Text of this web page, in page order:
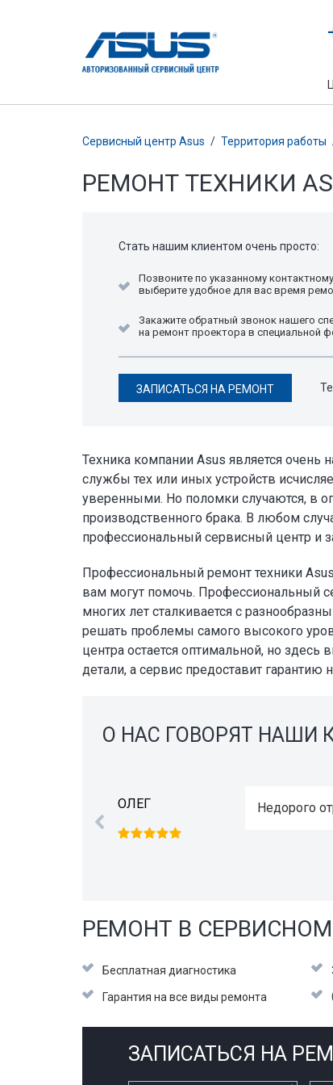
Сервисный центр Asus / Территория работы
РЕМОНТ ТЕХНИКИ
Стать нашим клиентом очень просто:
Позвоните по указанному
выберите удобное для вас время
Закажите обратный звонок нашего
на ремонт проектора в специальной
ЗАПИСАТЬСЯ НА РЕМОНТ
Техника компании Asus является
службы тех или иных устройств
уверенными. Но поломки случаются, в
производственного брака. В любом
профессиональный сервисный центр и
Профессиональный ремонт техники
вам могут помочь. Профессиональный
многих лет сталкивается с
решать проблемы самого высокого
центра остается оптимальной, но
детали, а сервис предоставит
О НАС ГОВОРЯТ НАШИ
ОЛЕГ Недорого
РЕМОНТ В СЕРВИСНОМ
Бесплатная диагностика
Гарантия на все виды ремонта
ЗАПИСАТЬСЯ НА